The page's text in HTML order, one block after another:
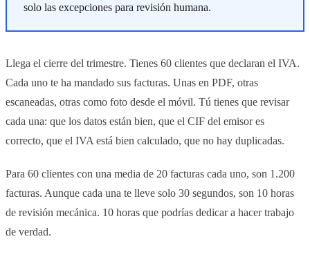
solo las excepciones para revisión humana.
Llega el cierre del trimestre. Tienes 60 clientes que declaran el IVA.
Cada uno te ha mandado sus facturas. Unas en PDF, otras
escaneadas, otras como foto desde el móvil. Tú tienes que revisar
cada una: que los datos están bien, que el CIF del emisor es
correcto, que el IVA está bien calculado, que no hay duplicadas.
Para 60 clientes con una media de 20 facturas cada uno, son 1.200
facturas. Aunque cada una te lleve solo 30 segundos, son 10 horas
de revisión mecánica. 10 horas que podrías dedicar a hacer trabajo
de verdad.